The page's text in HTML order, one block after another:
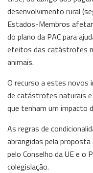
desenvolvimento rural
Estados-Membros
do plano da PAC para
efeitos das catástrofes
animais.
O recurso a estes novos
de catástrofes naturais
que tenham um impacto
As regras de
abrangidas pela
pelo Conselho da UE e o
colegislação.